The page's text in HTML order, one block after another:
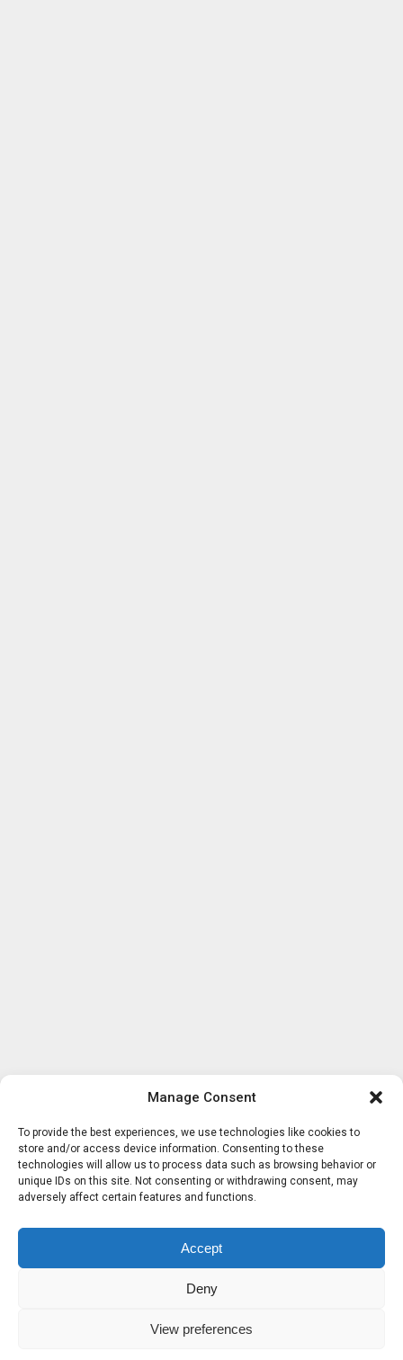
Manage Consent
To provide the best experiences, we use technologies like cookies to
store and/or access device information. Consenting to these
technologies will allow us to process data such as browsing behavior or
unique IDs on this site. Not consenting or withdrawing consent, may
adversely affect certain features and functions.
Accept
Deny
View preferences